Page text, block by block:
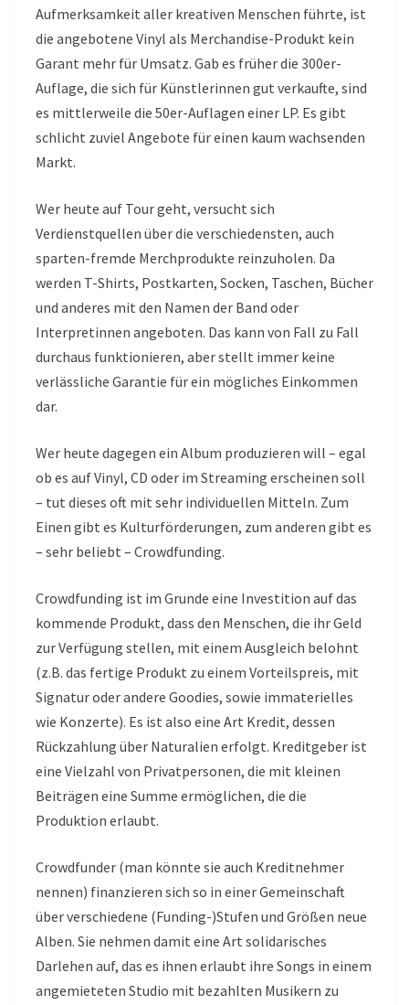
Aufmerksamkeit aller kreativen Menschen führte, ist
die angebotene Vinyl als Merchandise-Produkt kein
Garant mehr für Umsatz. Gab es früher die 300er-
Auflage, die sich für Künstlerinnen gut verkaufte, sind
es mittlerweile die 50er-Auflagen einer LP. Es gibt
schlicht zuviel Angebote für einen kaum wachsenden
Markt.
Wer heute auf Tour geht, versucht sich
Verdienstquellen über die verschiedensten, auch
sparten-fremde Merchprodukte reinzuholen. Da
werden T-Shirts, Postkarten, Socken, Taschen, Bücher
und anderes mit den Namen der Band oder
Interpretinnen angeboten. Das kann von Fall zu Fall
durchaus funktionieren, aber stellt immer keine
verlässliche Garantie für ein mögliches Einkommen
dar.
Wer heute dagegen ein Album produzieren will – egal
ob es auf Vinyl, CD oder im Streaming erscheinen soll
– tut dieses oft mit sehr individuellen Mitteln. Zum
Einen gibt es Kulturförderungen, zum anderen gibt es
– sehr beliebt – Crowdfunding.
Crowdfunding ist im Grunde eine Investition auf das
kommende Produkt, dass den Menschen, die ihr Geld
zur Verfügung stellen, mit einem Ausgleich belohnt
(z.B. das fertige Produkt zu einem Vorteilspreis, mit
Signatur oder andere Goodies, sowie immaterielles
wie Konzerte). Es ist also eine Art Kredit, dessen
Rückzahlung über Naturalien erfolgt. Kreditgeber ist
eine Vielzahl von Privatpersonen, die mit kleinen
Beiträgen eine Summe ermöglichen, die die
Produktion erlaubt.
Crowdfunder (man könnte sie auch Kreditnehmer
nennen) finanzieren sich so in einer Gemeinschaft
über verschiedene (Funding-)Stufen und Größen neue
Alben. Sie nehmen damit eine Art solidarisches
Darlehen auf, das es ihnen erlaubt ihre Songs in einem
angemieteten Studio mit bezahlten Musikern zu